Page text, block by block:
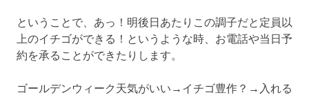
ということで、あっ！明後日あたりこの調子だと定員以
上のイチゴができる！というような時、お電話や当日予
約を承ることができたりします。
ゴールデンウィーク天気がいい→イチゴ豊作？→入れる